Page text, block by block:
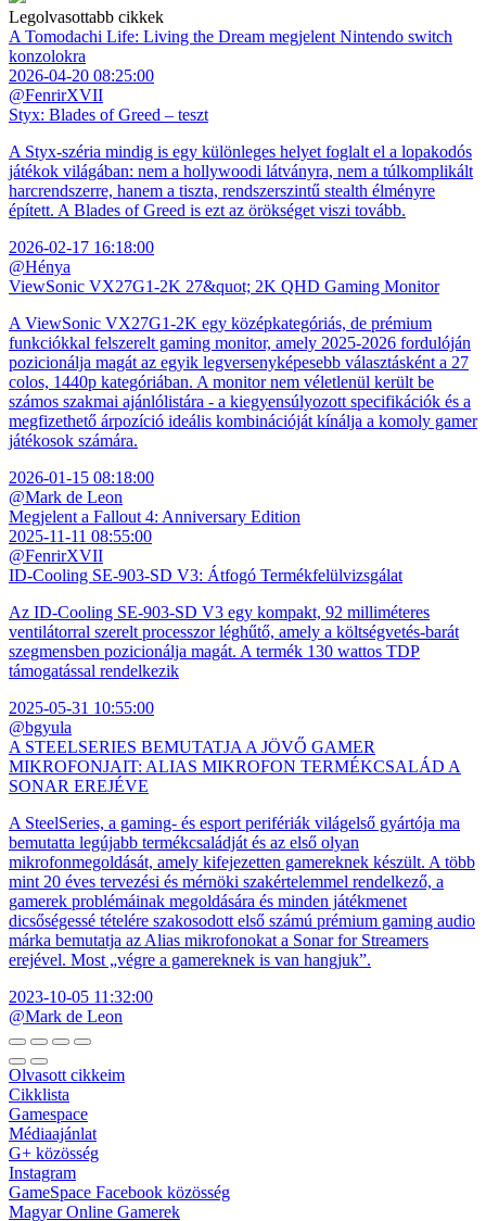
Legolvasottabb cikkek
A Tomodachi Life: Living the Dream megjelent Nintendo switch
konzolokra
2026-04-20 08:25:00
@FenrirXVII
Styx: Blades of Greed – teszt
A Styx-széria mindig is egy különleges helyet foglalt el a lopakodós
játékok világában: nem a hollywoodi látványra, nem a túlkomplikált
harcrendszerre, hanem a tiszta, rendszerszintű stealth élményre
épített. A Blades of Greed is ezt az örökséget viszi tovább.
2026-02-17 16:18:00
@Hénya
ViewSonic VX27G1-2K 27&quot; 2K QHD Gaming Monitor
A ViewSonic VX27G1-2K egy középkategóriás, de prémium
funkciókkal felszerelt gaming monitor, amely 2025-2026 fordulóján
pozicionálja magát az egyik legversenyképesebb választásként a 27
colos, 1440p kategóriában. A monitor nem véletlenül került be
számos szakmai ajánlólistára - a kiegyensúlyozott specifikációk és a
megfizethető árpozíció ideális kombinációját kínálja a komoly gamer
játékosok számára.
2026-01-15 08:18:00
@Mark de Leon
Megjelent a Fallout 4: Anniversary Edition
2025-11-11 08:55:00
@FenrirXVII
ID-Cooling SE-903-SD V3: Átfogó Termékfelülvizsgálat
Az ID-Cooling SE-903-SD V3 egy kompakt, 92 milliméteres
ventilátorral szerelt processzor léghűtő, amely a költségvetés-barát
szegmensben pozicionálja magát. A termék 130 wattos TDP
támogatással rendelkezik
2025-05-31 10:55:00
@bgyula
A STEELSERIES BEMUTATJA A JÖVŐ GAMER
MIKROFONJAIT: ALIAS MIKROFON TERMÉKCSALÁD A
SONAR EREJÉVE
A SteelSeries, a gaming- és esport perifériák világelső gyártója ma
bemutatta legújabb termékcsaládját és az első olyan
mikrofonmegoldását, amely kifejezetten gamereknek készült. A több
mint 20 éves tervezési és mérnöki szakértelemmel rendelkező, a
gamerek problémáinak megoldására és minden játékmenet
dicsőségessé tételére szakosodott első számú prémium gaming audio
márka bemutatja az Alias mikrofonokat a Sonar for Streamers
erejével. Most „végre a gamereknek is van hangjuk”.
2023-10-05 11:32:00
@Mark de Leon
Olvasott cikkeim
Cikklista
Gamespace
Médiaajánlat
G+ közösség
Instagram
GameSpace Facebook közösség
Magyar Online Gamerek